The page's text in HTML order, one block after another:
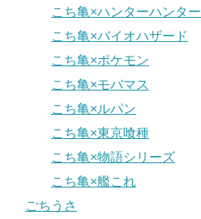
こち亀×ハンターハンター
こち亀×バイオハザード
こち亀×ポケモン
こち亀×モバマス
こち亀×ルパン
こち亀×東京喰種
こち亀×物語シリーズ
こち亀×艦これ
ごちうさ